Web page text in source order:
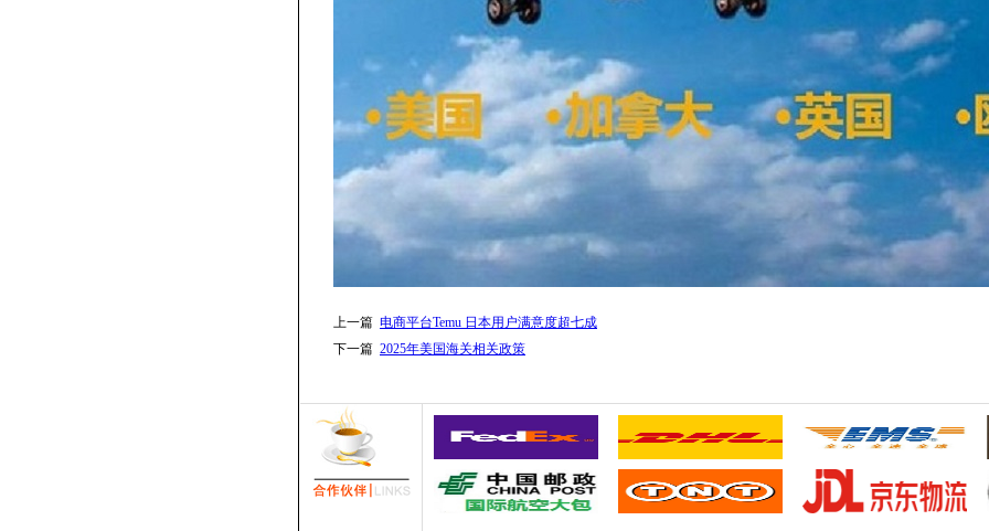
上一篇 电商平台Temu 日本用户满意度超七成
下一篇 2025年美国海关相关政策